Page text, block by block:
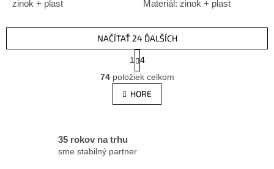
zinok + plast
Materiál: zinok + plast
O
v
l
á
i
NAČÍTAŤ 24 ĎALŠÍCH
S
t
r
á
n
k
1
4
74položiek celkom
HORE
35 rokov na trhu
sme stabilný partner